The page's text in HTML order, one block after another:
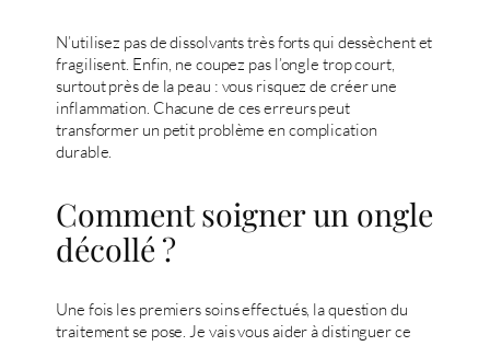
N’utilisez pas de dissolvants très forts qui dessèchent et
fragilisent. Enfin, ne coupez pas l’ongle trop court,
surtout près de la peau : vous risquez de créer une
inflammation. Chacune de ces erreurs peut
transformer un petit problème en complication
durable.
Comment soigner un ongle
décollé ?
Une fois les premiers soins effectués, la question du
traitement se pose. Je vais vous aider à distinguer ce